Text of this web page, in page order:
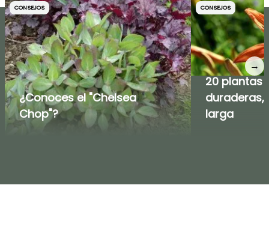
CONSEJOS
¿Conoces el "Chelsea
Chop"?
CONSEJOS
20 plantas
duraderas,
larga
→